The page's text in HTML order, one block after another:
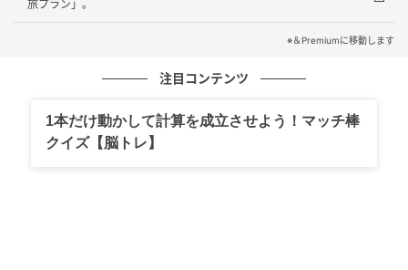
でシェフがおすすめするアラカルトを頼む。食事後、
ホテルへ。
2日目
旅プラン」。
※＆Premiumに移動します
注目コンテンツ
1本だけ動かして計算を成立させよう！マッチ棒
クイズ【脳トレ】